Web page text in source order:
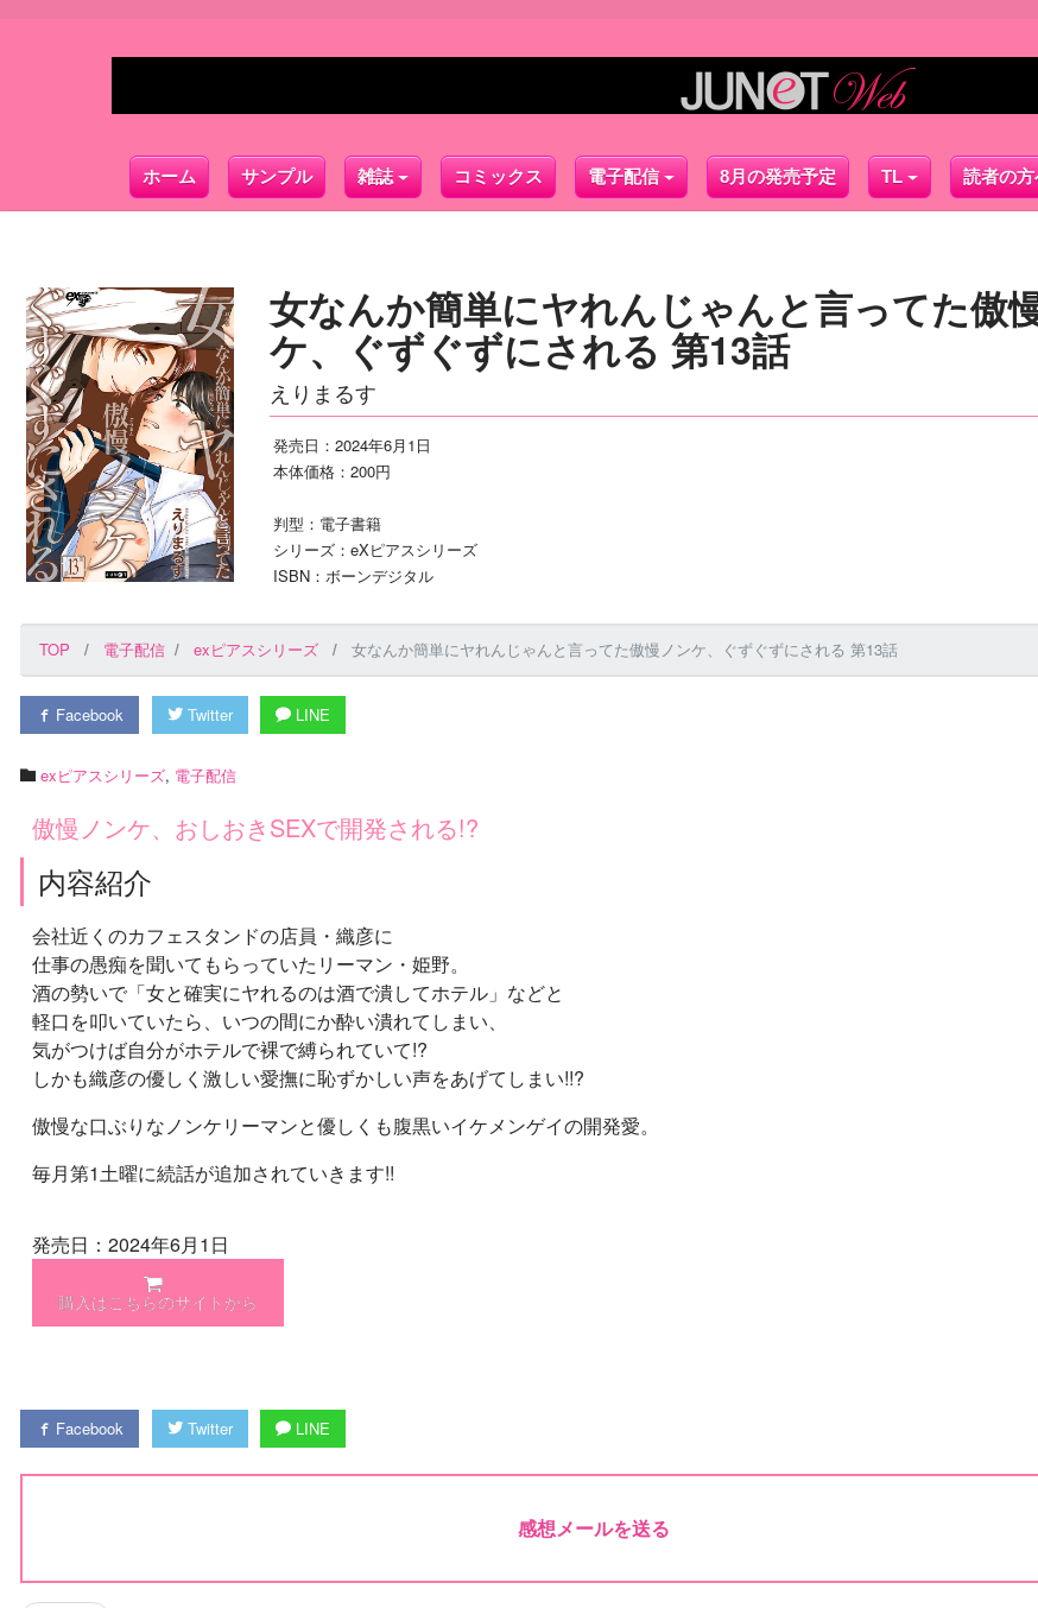
ホーム サンプル 雑誌 コミックス 電子配信 8月の発売予定 TL 読者の方
女なんか簡単にヤれんじゃんと言ってた傲
ケ、ぐずぐずにされる 第13話
えりまるす
発売日：2024年6月1日
本体価格：200円
判型：電子書籍
シリーズ：eXピアスシリーズ
ISBN：ボーンデジタル
TOP 電子配信 exピアスシリーズ 女なんか簡単にヤれんじゃんと言ってた傲慢ノンケ、ぐずぐずにされる 第13話
Facebook Twitter LINE
exピアスシリーズ, 電子配信
傲慢ノンケ、おしおきSEXで開発される!?
内容紹介
会社近くのカフェスタンドの店員・織彦に
仕事の愚痴を聞いてもらっていたリーマン・姫野。
酒の勢いで「女と確実にヤれるのは酒で潰してホテル」などと
軽口を叩いていたら、いつの間にか酔い潰れてしまい、
気がつけば自分がホテルで裸で縛られていて!?
しかも織彦の優しく激しい愛撫に恥ずかしい声をあげてしまい!!?
傲慢な口ぶりなノンケリーマンと優しくも腹黒いイケメンゲイの開発愛。
毎月第1土曜に続話が追加されていきます!!
発売日：2024年6月1日
購入はこちらのサイトから
Facebook Twitter LINE
感想メールを送る